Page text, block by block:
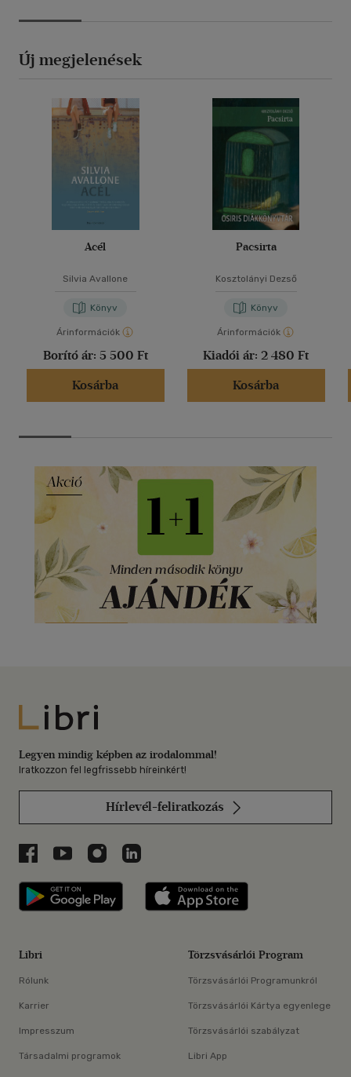
Új megjelenések
Acél
Silvia Avallone
Könyv
Árinformációk
Borító ár: 5 500 Ft
Kosárba
Pacsirta
Kosztolányi Dezső
Könyv
Árinformációk
Kiadói ár: 2 480 Ft
Kosárba
Libri
Legyen mindig képben az irodalommal!
Iratkozzon fel legfrissebb híreinkért!
Hírlevél-feliratkozás
Libri a Facebookon
Libri a Youtube-on
Libri az Instagramon
Libri a LinkedInen
Libri applikáció Szerezd meg: Google
Libri
Rólunk
Karrier
Impresszum
Társadalmi programok
Törzsvásárlói Program
Törzsvásárlói Programunkról
Törzsvásárlói Kártya egyenlege
Törzsvásárlói szabályzat
Libri App